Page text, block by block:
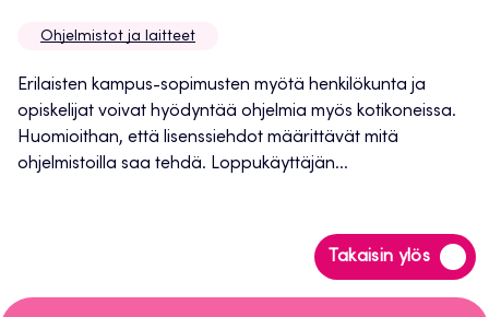
Ohjelmistot ja laitteet
Erilaisten kampus-sopimusten myötä henkilökunta ja
opiskelijat voivat hyödyntää ohjelmia myös kotikoneissa.
Huomioithan, että lisenssiehdot määrittävät mitä
ohjelmistoilla saa tehdä. Loppukäyttäjän...
Takaisin ylös
Siirry
takaisin